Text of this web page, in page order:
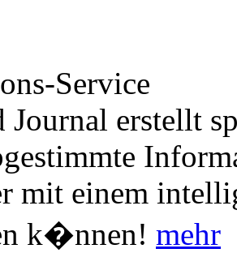
Service
Journal erstellt
mit einem
k�nnen! mehr